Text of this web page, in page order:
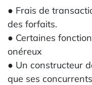
● Frais de
des forfaits.
● Certaines
onéreux
● Un constructeur
que ses